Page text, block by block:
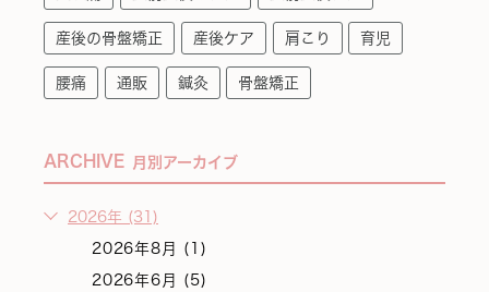
産後の骨盤矯正 産後ケア 肩こり 育児
腰痛 通販 鍼灸 骨盤矯正
ARCHIVE 月別アーカイブ
2026年 (31)
2026年8月 (1)
2026年6月 (5)